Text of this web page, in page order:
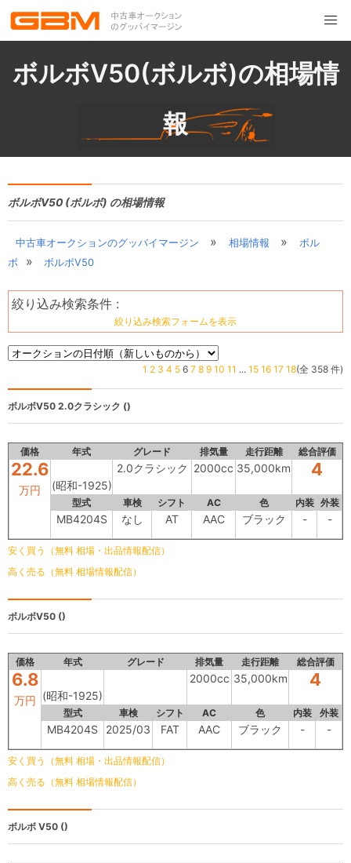
ボルボV50(ボルボ)の相場情
報
ボルボV50 (ボルボ) の相場情報
中古車オークションのグッバイマージン » 相場情報 »
ボル
ボ
» ボルボV50
絞り込み検索条件 :
絞り込み検索フォームを表示
1 2 3 4 5 6 7 8 9 10 11 ... 15 16 17 18(全 358 件)
ボルボV50 2.0クラシック ()
価格 年式 グレード 排気量 走行距離 総合評価
22.6
万円 (昭和-1925)
2.0クラシック 2000cc 35,000km 4
型式 車検 シフト AC 色 内装 外装
MB4204S なし AT AAC ブラック - -
安く買う（無料 相場・出品情報配信）
高く売る（無料 相場情報配信）
ボルボV50 ()
価格 年式 グレード 排気量 走行距離 総合評価
6.8
万円 (昭和-1925)
2000cc 35,000km 4
型式 車検 シフト AC 色 内装 外装
MB4204S 2025/03 FAT AAC ブラック - -
安く買う（無料 相場・出品情報配信）
高く売る（無料 相場情報配信）
ボルボ V50 ()